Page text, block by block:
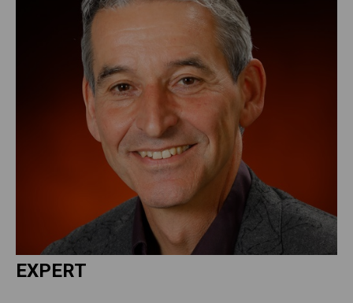
EXPERT